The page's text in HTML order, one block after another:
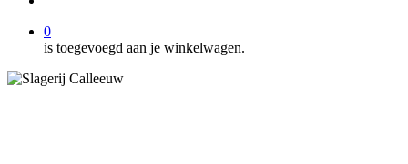
0
is toegevoegd aan je winkelwagen.